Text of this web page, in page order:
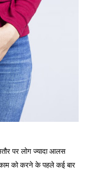
पर लोग ज्यादा आलस
को करने के पहले कई बार